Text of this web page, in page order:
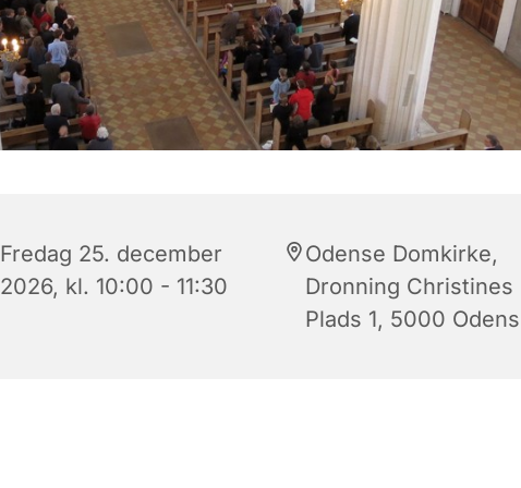
Fredag 25. december
2026, kl. 10:00 - 11:30
Odense Domkirke,
Dronning Christines
Plads 1, 5000